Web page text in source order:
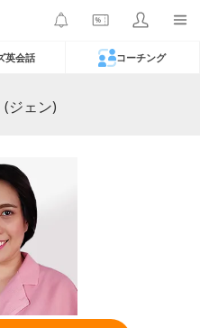
英会話 コーチング
(ジェン)